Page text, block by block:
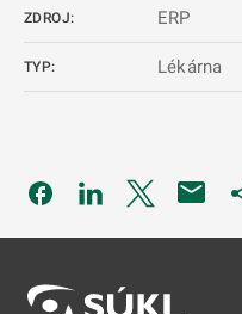
ZDROJ: ERP
TYP: Lékárna
Odkaz se otevře na
Odkaz seOdkaz